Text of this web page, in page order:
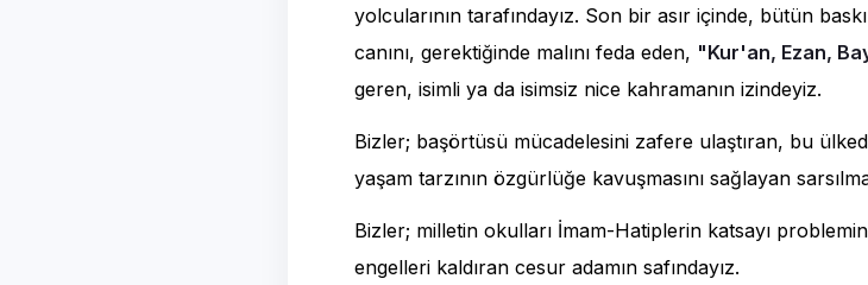
yolcularının tarafındayız. Son bir asır içinde, bütün
canını, gerektiğinde malını feda eden, "Kur'an, Ezan,
geren, isimli ya da isimsiz nice kahramanın izindeyiz.
Bizler; başörtüsü mücadelesini zafere ulaştıran, bu
yaşam tarzının özgürlüğe kavuşmasını sağlayan
Bizler; milletin okulları İmam-Hatiplerin katsayı
engelleri kaldıran cesur adamın safındayız.